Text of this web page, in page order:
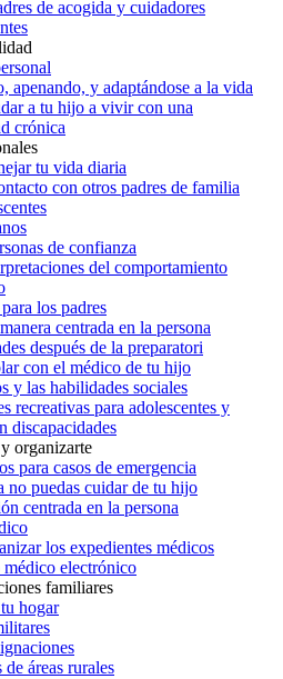
de acogida y cuidadores
apenando, y adaptándose a la vida
a tu hijo a vivir con una
crónica
tu vida diaria
con otros padres de familia
de confianza
del comportamiento
los padres
centrada en la persona
después de la preparatori
con el médico de tu hijo
y las habilidades sociales
recreativas para adolescentes y
discapacidades
organizarte
para casos de emergencia
no puedas cuidar de tu hijo
centrada en la persona
los expedientes médicos
electrónico
familiares
hogar
de áreas rurales